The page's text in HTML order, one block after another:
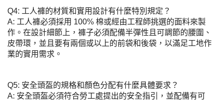
Q4: 工人褲的材質和實用設計有什麼特別規定？
A: 工人褲必須採用 100% 棉或經由工程師挑選的面料來製
作。在設計細節上，褲子必須配備半彈性且可調節的腰圍、
皮帶環，並且要有兩個或以上的前袋和後袋，以滿足工地作
業的實用需求。
Q5: 安全頭盔的規格和顏色分配有什麼具體要求？
A: 安全頭盔必須符合勞工處提出的安全指引，並配備有可